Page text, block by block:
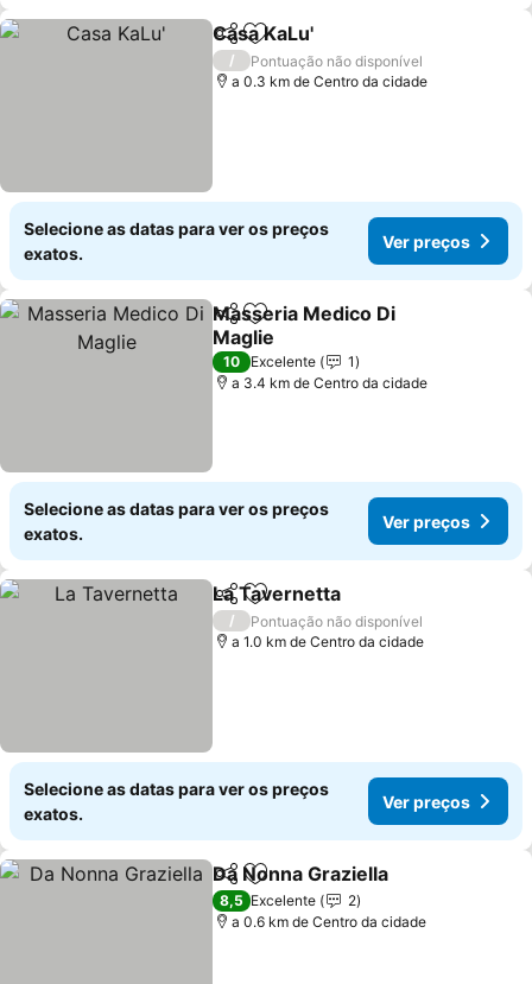
PartilharAdicionar aos favoritos
Casa KaLu'
/
Pontuação não disponível
a 0.3 km de Centro da cidade
Selecione as datas para ver os preços
exatos.
Ver preços
PartilharAdicionar aos favoritos
Masseria Medico Di
Maglie
Ver preços
10 Excelente
1
a 3.4 km de Centro da cidade
Selecione as datas para ver os preços
exatos.
Ver preços
PartilharAdicionar aos favoritos
La Tavernetta
/
Pontuação não disponível
a 1.0 km de Centro da cidade
Selecione as datas para ver os preços
exatos.
Ver preços
PartilharAdicionar aos favoritos
Da Nonna Graziella
8,5 Excelente
2
a 0.6 km de Centro da cidade